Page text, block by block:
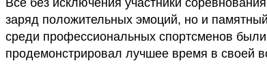
Все без исключения участники
заряд положительных эмоций, но и
среди профессиональных спортсменов
продемонстрировал лучшее время в своей